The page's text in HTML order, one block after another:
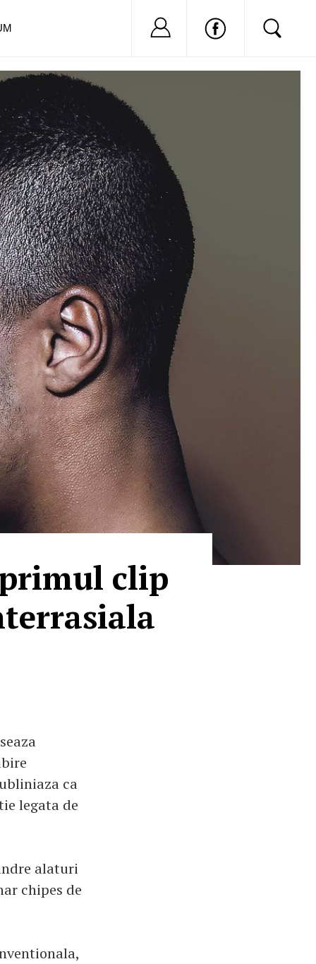
primul clip
ca
legata de
alaturi
chipes de
Nu ai cont?